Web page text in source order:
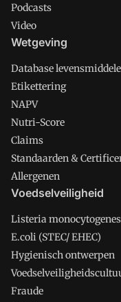
Podcasts
Video
Wetgeving
Database
Etikettering
NAPV
Nutri-Score
Claims
Standaarden &
Allergenen
Voedselveiligheid
Listeria monocytogenes
E.coli (STEC/ EHEC)
Hygienisch ontwerpen
Fraude